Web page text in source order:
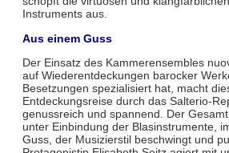
Instruments aus.
Aus einem Guss
Der Einsatz des Kammerensembles
auf Wiederentdeckungen barocker
Besetzungen spezialisiert hat, macht
Entdeckungsreise durch das Salterio-
genussreich und spannend. Der
unter Einbindung der Blasinstrumente,
Guss, der Musizierstil beschwingt und